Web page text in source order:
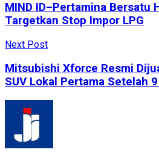
MIND ID–Pertamina Bersatu
Targetkan Stop Impor LPG
Next Post
Mitsubishi Xforce Resmi
SUV Lokal Pertama Setelah